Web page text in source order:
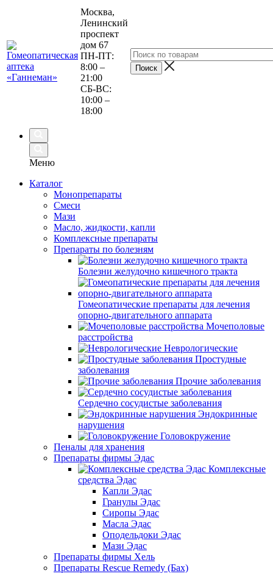
Москва,
Ленинский
проспект
дом 67
ПН-ПТ:
8:00 –
21:00
СБ-ВС:
10:00 –
18:00
Меню
Каталог
Монопрепараты
Смеси
Мази
Масло, жидкости, капли
Комплексные препараты
Препараты по болезням
Болезни желудочно кишечного тракта
Гомеопатические препараты для лечения
опорно-двигательного аппарата
Мочеполовые
расстройства
Неврологические
Простудные
заболевания
Прочие заболевания
Сердечно сосудистые заболевания
Эндокринные
нарушения
Головокружение
Пеналы для хранения
Препараты фирмы Эдас
Комплексные
средства Эдас
Капли Эдас
Гранулы Эдас
Сиропы Эдас
Масла Эдас
Оподельдоки Эдас
Мази Эдас
Препараты фирмы Хель
Препараты Rescue Remedy (Бах)